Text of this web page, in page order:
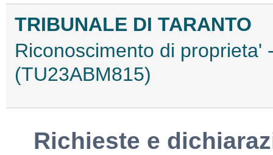
TRIBUNALE DI TARANTO
Riconoscimento di proprieta'
(TU23ABM815)
Richieste e